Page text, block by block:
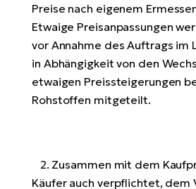
Preise nach eigenem
Etwaige Preisanpassungen
vor Annahme des Auftrags im
in Abhängigkeit von den
etwaigen Preissteigerungen
Rohstoffen mitgeteilt.
2. Zusammen mit dem
Käufer auch verpflichtet, dem